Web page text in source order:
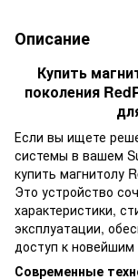
Описание
Купить
поколения
Если вы ищете
системы в вашем
купить магнитолу
Это устройство
характеристики,
эксплуатации,
доступ к новейшим
Современные